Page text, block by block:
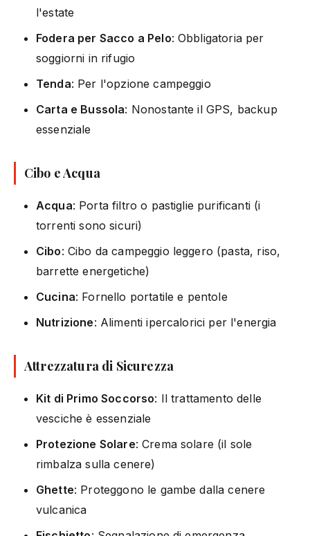
l'estate
Fodera per Sacco a Pelo: Obbligatoria per
soggiorni in rifugio
Tenda: Per l'opzione campeggio
Carta e Bussola: Nonostante il GPS, backup
essenziale
Cibo e Acqua
Acqua: Porta filtro o pastiglie purificanti (i
torrenti sono sicuri)
Cibo: Cibo da campeggio leggero (pasta, riso,
barrette energetiche)
Cucina: Fornello portatile e pentole
Nutrizione: Alimenti ipercalorici per l'energia
Attrezzatura di Sicurezza
Kit di Primo Soccorso: Il trattamento delle
vesciche è essenziale
Protezione Solare: Crema solare (il sole
rimbalza sulla cenere)
Ghette: Proteggono le gambe dalla cenere
vulcanica